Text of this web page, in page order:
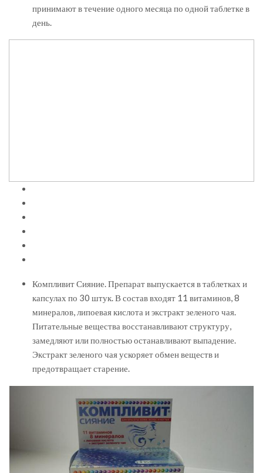
принимают в течение одного месяца по одной таблетке в
день.
Компливит Сияние. Препарат выпускается в таблетках и
капсулах по 30 штук. В состав входят 11 витаминов, 8
минералов, липоевая кислота и экстракт зеленого чая.
Питательные вещества восстанавливают структуру,
замедляют или полностью останавливают выпадение.
Экстракт зеленого чая ускоряет обмен веществ и
предотвращает старение.